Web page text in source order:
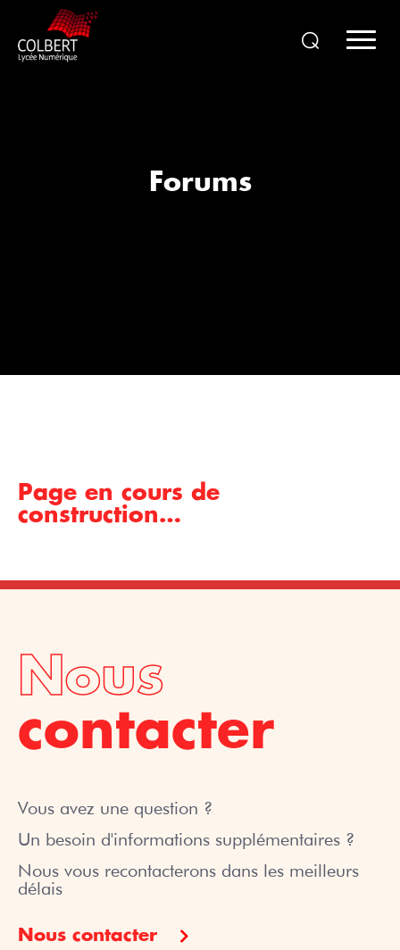
Forums
Page en cours de
construction…
Nous
contacter
Vous avez une question ?
Un besoin d'informations supplémentaires ?
Nous vous recontacterons dans les meilleurs
délais
Nous contacter